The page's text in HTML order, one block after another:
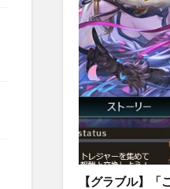
【グラブル】「